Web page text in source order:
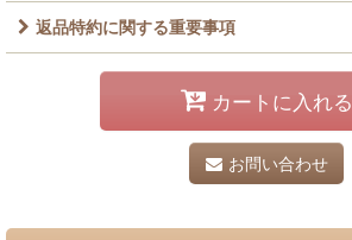
返品特約に関する重要事項
カートに入れる
お問い合わせ